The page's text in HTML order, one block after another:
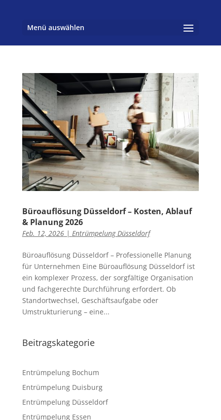
Menü auswählen
Büroauflösung Düsseldorf – Kosten, Ablauf
& Planung 2026
Feb. 12, 2026| Entrümpelung Düsseldorf
Büroauflösung Düsseldorf – Professionelle Planung
für Unternehmen Eine Büroauflösung Düsseldorf ist
ein komplexer Prozess, der sorgfältige Organisation
und fachgerechte Durchführung erfordert. Ob
Standortwechsel, Geschäftsaufgabe oder
Umstrukturierung – eine...
Beitragskategorie
Entrümpelung Bochum
Entrümpelung Duisburg
Entrümpelung Düsseldorf
Entrümpelung Essen